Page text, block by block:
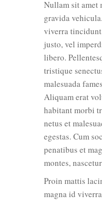
Nullam sit amet
gravida
viverra
justo, vel
libero.
tristique
malesuada
Aliquam erat
habitant morbi
netus et
egestas. Cum
penatibus et
montes,
Proin mattis
magna id